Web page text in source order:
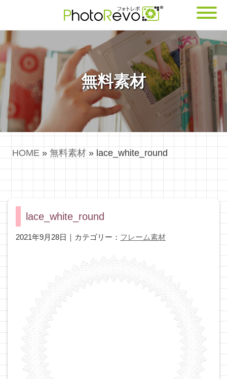
無料素材
HOME » 無料素材 » lace_white_round
lace_white_round
2021年9月28日｜カテゴリー： フレーム素材